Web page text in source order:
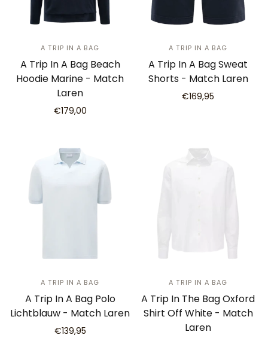
A TRIP IN A BAG
A Trip In A Bag Beach
Hoodie Marine - Match
Laren
€179,00
A TRIP IN A BAG
A Trip In A Bag Sweat
Shorts - Match Laren
€169,95
A TRIP IN A BAG
A Trip In A Bag Polo
Lichtblauw - Match Laren
€139,95
A TRIP IN A BAG
A Trip In The Bag Oxford
Shirt Off White - Match
Laren